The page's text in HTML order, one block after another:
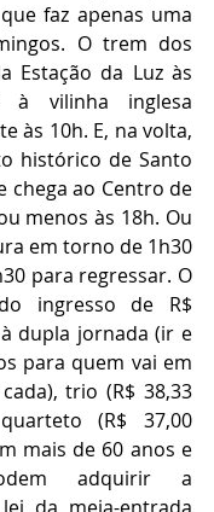
faz apenas uma
O trem dos
Estação da Luz às
à vilinha inglesa
às 10h. E, na volta,
histórico de Santo
chega ao Centro de
menos às 18h. Ou
em torno de 1h30
para regressar. O
ingresso de R$
dupla jornada (ir e
para quem vai em
trio (R$ 38,33
(R$ 37,00
mais de 60 anos e
adquirir a